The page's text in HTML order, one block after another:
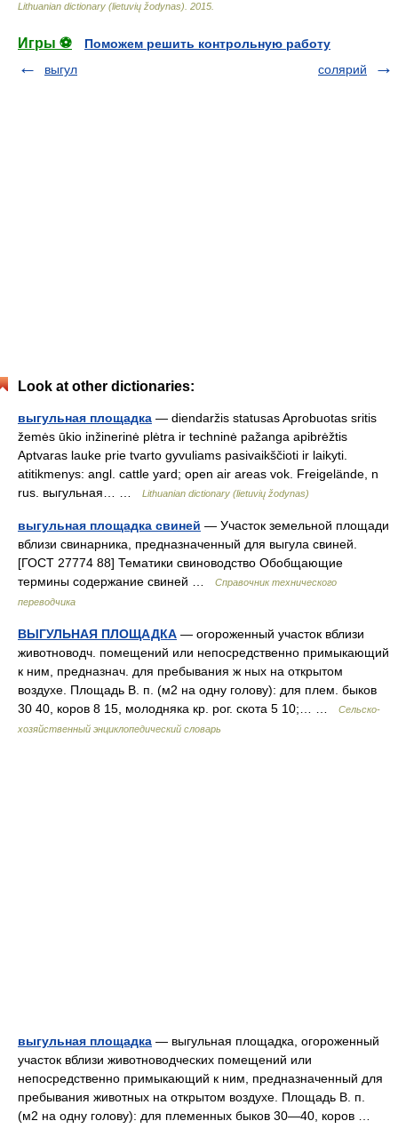
Lithuanian dictionary (lietuvių žodynas) 2015
Игры ⚽
Поможем решить контрольную работу
выгул
солярий
Look at other dictionaries:
выгульная площадка — diendaržis statusas Aprobuotas sritis
žemės ūkio inžinerinė plėtra ir techninė pažanga apibrėžtis
Aptvaras lauke prie tvarto gyvuliams pasivaikščioti ir laikyti.
atitikmenys: angl. cattle yard; open air areas vok. Freigelände, n
rus. выгульная… …
Lithuanian dictionary (lietuvių žodynas)
выгульная площадка свиней — Участок земельной площади
вблизи свинарника, предназначенный для выгула свиней.
[ГОСТ 27774 88] Тематики свиноводство Обобщающие
термины содержание свиней …
Справочник технического
переводчика
ВЫГУЛЬНАЯ ПЛОЩАДКА — огороженный участок вблизи
животноводч. помещений или непосредственно примыкающий
к ним, предназнач. для пребывания ж ных на открытом
воздухе. Площадь В. п. (м2 на одну голову): для плем. быков
30 40, коров 8 15, молодняка кр. рог. скота 5 10;… …
Сельско-
хозяйственный энциклопедический словарь
выгульная площадка — выгульная площадка, огороженный
участок вблизи животноводческих помещений или
непосредственно примыкающий к ним, предназначенный для
пребывания животных на открытом воздухе. Площадь В. п.
(м2 на одну голову): для племенных быков 30—40, коров …